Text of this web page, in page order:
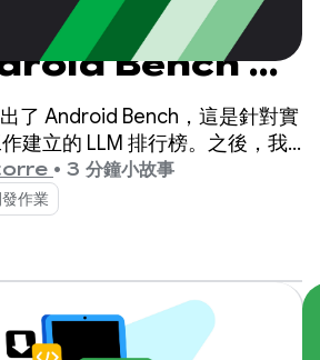
評估機制再
Bench 的
了 Android Bench，這是針對實
建立的 LLM 排行榜。之後，我
，進一步提升基準，包括評估開
排行榜中加入成本和效率維度。
• 3 分鐘小故事
作業